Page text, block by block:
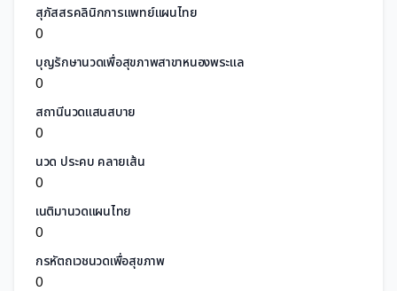
สุภัสสรคลินิกการแพทย์แผนไทย
0
บุญรักษานวดเพื่อสุขภาพสาขาหนองพระแล
0
สถานีนวดแสนสบาย
0
นวด ประคบ คลายเส้น
0
เนติมานวดแผนไทย
0
กรหัตถเวชนวดเพื่อสุขภาพ
0